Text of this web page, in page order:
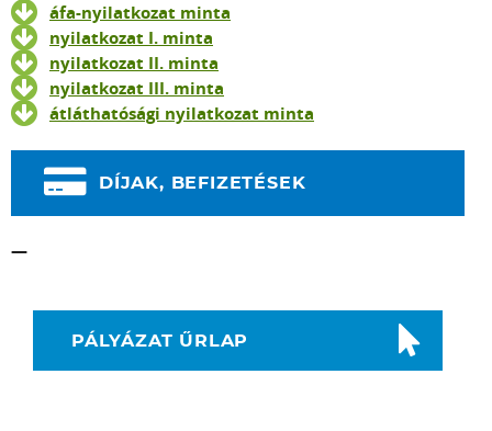
áfa-nyilatkozat minta
nyilatkozat I. minta
nyilatkozat II. minta
nyilatkozat III. minta
átláthatósági nyilatkozat minta
DÍJAK, BEFIZETÉSEK
—
PÁLYÁZAT ŰRLAP